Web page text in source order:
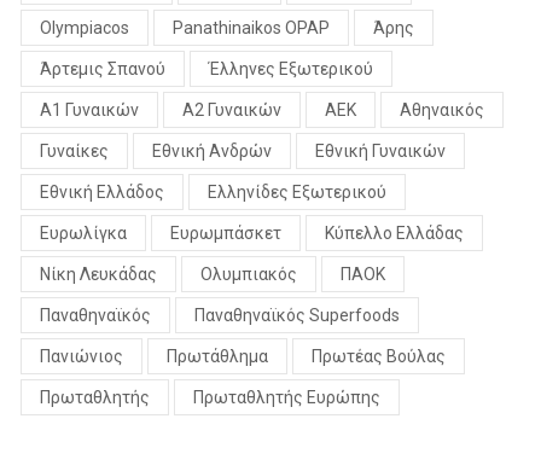
Olympiacos Panathinaikos OPAP Άρης
Άρτεμις Σπανού Έλληνες Εξωτερικού
Α1 Γυναικών Α2 Γυναικών ΑΕΚ Αθηναικός
Γυναίκες Εθνική Ανδρών Εθνική Γυναικών
Εθνική Ελλάδος Ελληνίδες Εξωτερικού
Ευρωλίγκα Ευρωμπάσκετ Κύπελλο Ελλάδας
Νίκη Λευκάδας Ολυμπιακός ΠΑΟΚ
Παναθηναϊκός Παναθηναϊκός Superfoods
Πανιώνιος Πρωτάθλημα Πρωτέας Βούλας
Πρωταθλητής Πρωταθλητής Ευρώπης